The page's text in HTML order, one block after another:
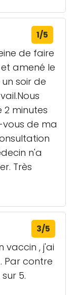
1/5
de faire
amené le
soir de
2 minutes
de ma
n'a
Très
3/5
vaccin , j'ai
Par contre
5.